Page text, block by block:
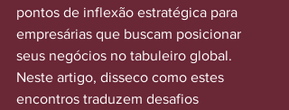
pontos de inflexão estratégica para
empresárias que buscam posicionar
seus negócios no tabuleiro global.
Neste artigo, disseco como estes
encontros traduzem desafios